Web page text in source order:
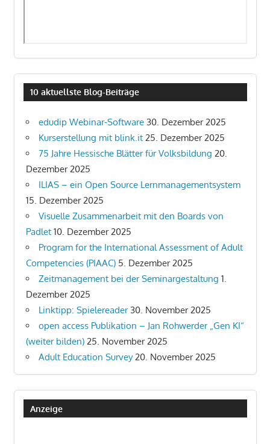
10 aktuellste Blog-Beiträge
edudip Webinar-Software 30. Dezember 2025
Kurserstellung mit blink.it 25. Dezember 2025
75 Jahre Hessische Blätter für Volksbildung 20.
Dezember 2025
ILIAS – ein Open Source Lernmanagementsystem
15. Dezember 2025
Visuelle Zusammenarbeit mit den Boards von
Padlet 10. Dezember 2025
Program for the International Assessment of Adult
Competencies (PIAAC) 5. Dezember 2025
Zeitmanagement bei der Seminargestaltung 1.
Dezember 2025
Linktipp: Spielereader 30. November 2025
open access Publikation – Jan Rohwerder „Gen KI“
(weiter bilden) 25. November 2025
Adult Education Survey 20. November 2025
Anzeige